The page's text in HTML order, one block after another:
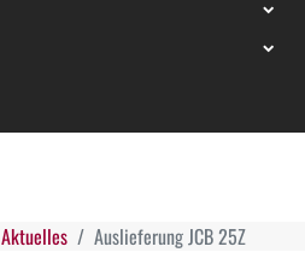
Aktuelles Auslieferung JCB 25Z